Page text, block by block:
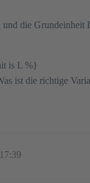
die Grundeinheit
is L %}
ist die richtige